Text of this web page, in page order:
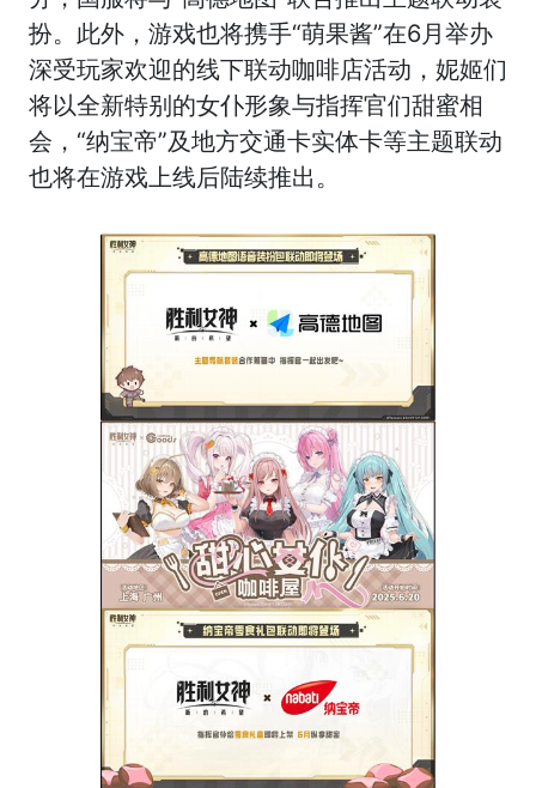
扮。此外，游戏也将携手“萌果酱”在6月举办
深受玩家欢迎的线下联动咖啡店活动，妮姬们
将以全新特别的女仆形象与指挥官们甜蜜相
会，“纳宝帝”及地方交通卡实体卡等主题联动
也将在游戏上线后陆续推出。